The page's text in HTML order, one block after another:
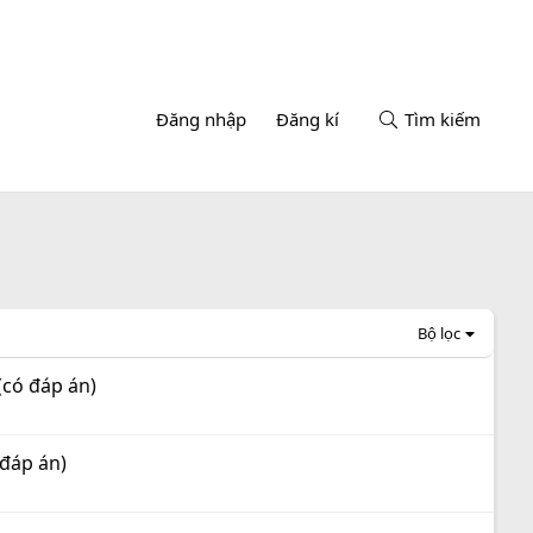
Đăng nhập Đăng kí Tìm kiếm
Bộ lọc
đáp án)
án)